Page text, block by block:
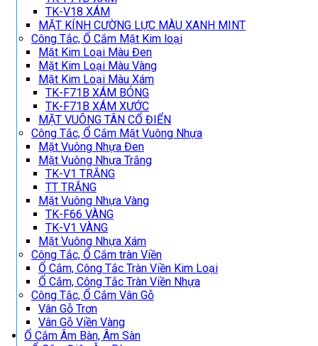
TK-V18 XÁM
MẶT KÍNH CƯỜNG LỰC MÀU XANH MINT
Công Tắc, Ổ Cắm Mặt Kim loại
Mặt Kim Loại Màu Đen
Mặt Kim Loại Màu Vàng
Mặt Kim Loại Màu Xám
TK-F71B XÁM BÓNG
TK-F71B XÁM XƯỚC
MẶT VUÔNG TÂN CỔ ĐIỂN
Công Tắc, Ổ Cắm Mặt Vuông Nhựa
Mặt Vuông Nhựa Đen
Mặt Vuông Nhựa Trắng
TK-V1 TRẮNG
TT TRẮNG
Mặt Vuông Nhựa Vàng
TK-F66 VÀNG
TK-V1 VÀNG
Mặt Vuông Nhựa Xám
Công Tắc, Ổ Cắm tràn Viền
Ổ Cắm, Công Tắc Tràn Viền Kim Loại
Ổ Cắm, Công Tắc Tràn Viền Nhựa
Công Tắc, Ổ Cắm Vân Gỗ
Vân Gỗ Trơn
Vân Gỗ Viền Vàng
Ổ Cắm Âm Bàn, Âm Sàn